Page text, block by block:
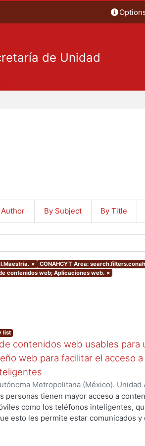
de Unidad
Author By Subject By Title
× CONAHCYT Area:
contenidos web; Aplicaciones web. ×
list
contenidos web usables para
web para facilitar el acceso
Metropolitana (México). Unidad
Información.,2012-07)Granados
personas tienen mayor acceso a
como los teléfonos inteligentes,
esto les permite estar comunicados